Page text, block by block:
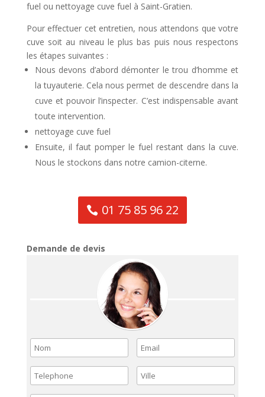
fuel ou nettoyage cuve fuel à Saint-Gratien.
Pour effectuer cet entretien, nous attendons que votre
cuve soit au niveau le plus bas puis nous respectons
les étapes suivantes :
Nous devons d’abord démonter le trou d’homme et
la tuyauterie. Cela nous permet de descendre dans la
cuve et pouvoir l’inspecter. C’est indispensable avant
toute intervention.
nettoyage cuve fuel
Ensuite, il faut pomper le fuel restant dans la cuve.
Nous le stockons dans notre camion-citerne.
01 75 85 96 22
Demande de devis